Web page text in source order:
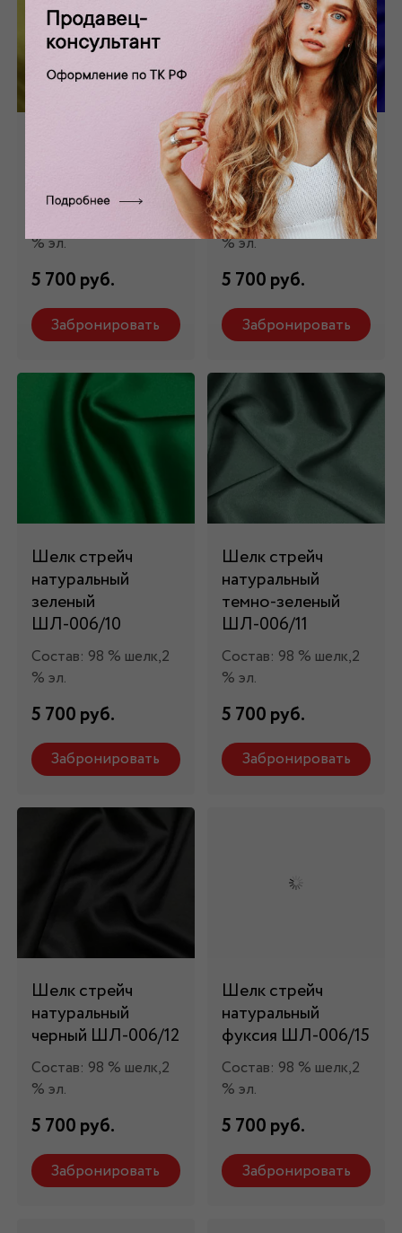
желтый ШЛ-006/4
% эл.
5 700 руб.
Забронировать
Шелк стрейч
натуральный ярко-
синий ШЛ-006/7
Состав: 98 % шелк,2
% эл.
5 700 руб.
Забронировать
Шелк стрейч
натуральный
зеленый
ШЛ-006/10
Состав: 98 % шелк,2
% эл.
5 700 руб.
Забронировать
Шелк стрейч
натуральный
темно-зеленый
ШЛ-006/11
Состав: 98 % шелк,2
% эл.
5 700 руб.
Забронировать
Шелк стрейч
натуральный
черный ШЛ-006/12
Состав: 98 % шелк,2
% эл.
5 700 руб.
Забронировать
Шелк стрейч
натуральный
фуксия ШЛ-006/15
Состав: 98 % шелк,2
% эл.
5 700 руб.
Забронировать